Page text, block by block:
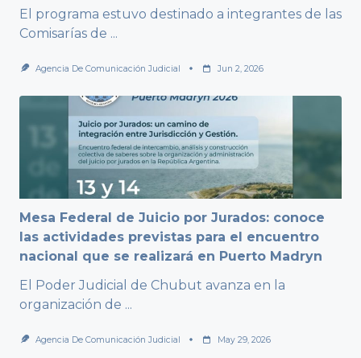
El programa estuvo destinado a integrantes de las
Comisarías de ...
Agencia De Comunicación Judicial Jun 2, 2026
Mesa Federal de Juicio por Jurados: conoce
las actividades previstas para el encuentro
nacional que se realizará en Puerto Madryn
El Poder Judicial de Chubut avanza en la
organización de ...
Agencia De Comunicación Judicial May 29, 2026